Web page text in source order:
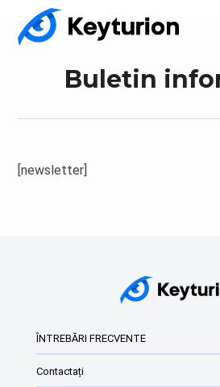
Buletin
[newsletter]
ÎNTREBĂRI FRECVENTE
Contactați